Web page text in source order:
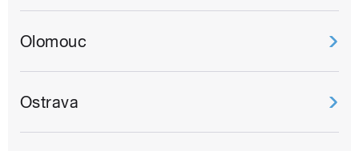
Olomouc
Ostrava